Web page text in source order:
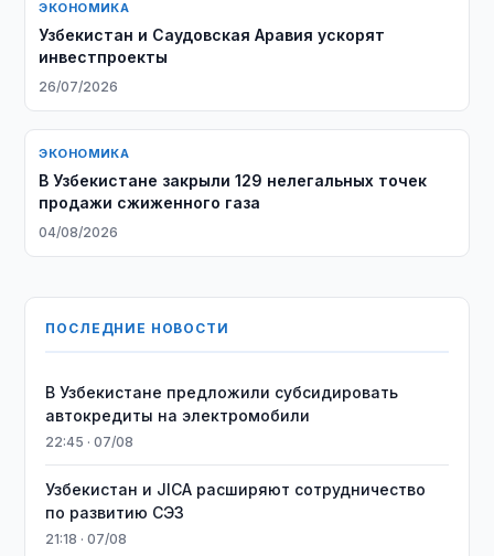
ЭКОНОМИКА
Узбекистан и Саудовская Аравия ускорят
инвестпроекты
26/07/2026
ЭКОНОМИКА
В Узбекистане закрыли 129 нелегальных точек
продажи сжиженного газа
04/08/2026
ПОСЛЕДНИЕ НОВОСТИ
В Узбекистане предложили субсидировать
автокредиты на электромобили
22:45 · 07/08
Узбекистан и JICA расширяют сотрудничество
по развитию СЭЗ
21:18 · 07/08